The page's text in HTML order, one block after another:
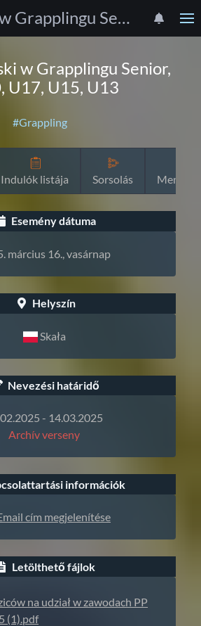
Puchar Polski w Grapplingu Senior, U20, U17, U15, U13
w Grapplingu Senior,
U17, U15, U13
#Grappling
Indulók listája Sorsolás
Esemény dátuma
március 16., vasárnap
Helyszín
Skała
Nevezési határidő
- 14.03.2025
Archív verseny
információk
cím megjelenítése
Letölthető fájlok
na udział w zawodach PP
(1).pdf